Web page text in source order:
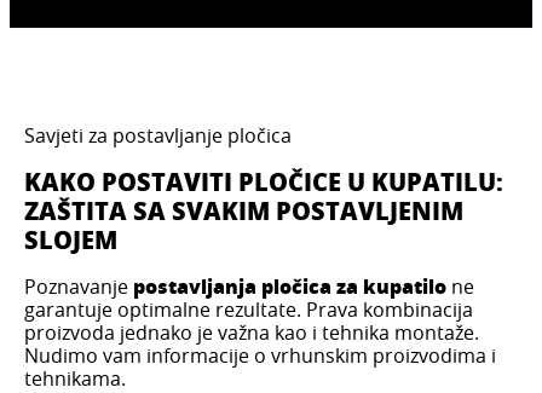
Savjeti za postavljanje pločica
KAKO POSTAVITI PLOČICE U KUPATILU:
ZAŠTITA SA SVAKIM POSTAVLJENIM
SLOJEM
Poznavanje postavljanja pločica za kupatilo ne
garantuje optimalne rezultate. Prava kombinacija
proizvoda jednako je važna kao i tehnika montaže.
Nudimo vam informacije o vrhunskim proizvodima i
tehnikama.